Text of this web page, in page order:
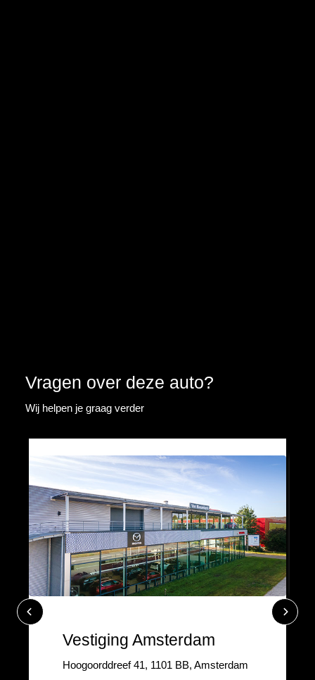
Vragen over deze auto?
Wij helpen je graag verder
Vestiging Amsterdam
Hoogoorddreef 41, 1101 BB, Amsterdam